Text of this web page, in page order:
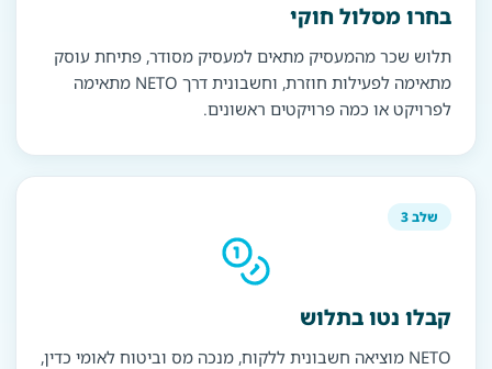
בחרו מסלול חוקי
תלוש שכר מהמעסיק מתאים למעסיק מסודר, פתיחת עוסק
מתאימה לפעילות חוזרת, וחשבונית דרך NETO מתאימה
לפרויקט או כמה פרויקטים ראשונים.
שלב 3
קבלו נטו בתלוש
NETO מוציאה חשבונית ללקוח, מנכה מס וביטוח לאומי כדין,